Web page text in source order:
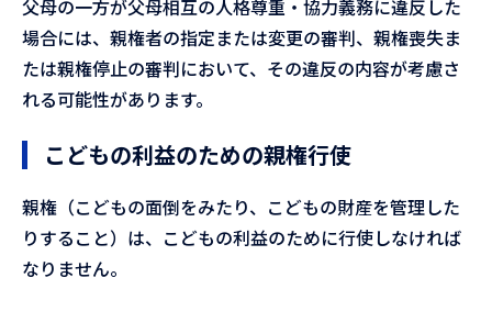
父母の一方が父母相互の人格尊重・協力義務に違反した
場合には、親権者の指定または変更の審判、親権喪失ま
たは親権停止の審判において、その違反の内容が考慮さ
れる可能性があります。
こどもの利益のための親権行使
親権（こどもの面倒をみたり、こどもの財産を管理した
りすること）は、こどもの利益のために行使しなければ
なりません。